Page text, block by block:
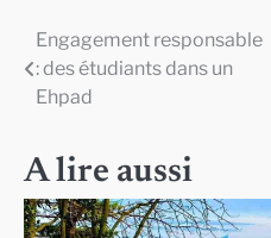
Navigation
de
Engagement responsable
: des étudiants dans un
Ehpad
A lire aussi